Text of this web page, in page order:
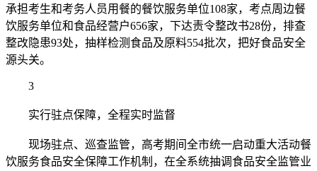
承担考生和考务人员用餐的餐饮服务单位108家，考点周边餐
饮服务单位和食品经营户656家，下达责令整改书28份，排查
整改隐患93处，抽样检测食品及原料554批次，把好食品安全
源头关。
3
实行驻点保障，全程实时监督
现场驻点、巡查监管，高考期间全市统一启动重大活动餐
饮服务食品安全保障工作机制，在全系统抽调食品安全监管业